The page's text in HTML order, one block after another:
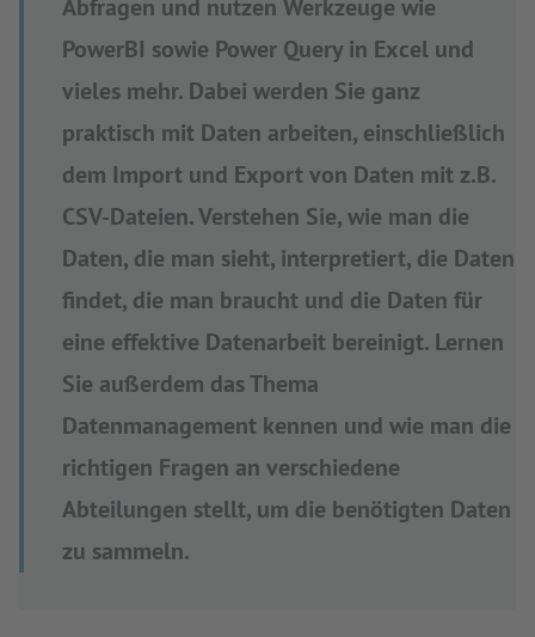
Abfragen und nutzen Werkzeuge wie
PowerBI sowie Power Query in Excel und
vieles mehr. Dabei werden Sie ganz
praktisch mit Daten arbeiten, einschließlich
dem Import und Export von Daten mit z.B.
CSV-Dateien. Verstehen Sie, wie man die
Daten, die man sieht, interpretiert, die Daten
findet, die man braucht und die Daten für
eine effektive Datenarbeit bereinigt. Lernen
Sie außerdem das Thema
Datenmanagement kennen und wie man die
richtigen Fragen an verschiedene
Abteilungen stellt, um die benötigten Daten
zu sammeln.